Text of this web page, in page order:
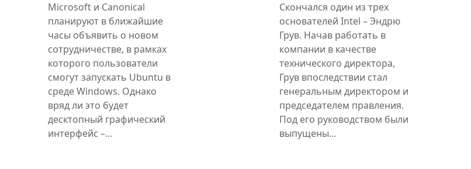
Microsoft и Canonical
планируют в ближайшие
часы объявить о новом
сотрудничестве, в рамках
которого пользователи
смогут запускать Ubuntu в
среде Windows. Однако
вряд ли это будет
десктопный графический
интерфейс –…
Скончался один из трех
основателей Intel – Эндрю
Грув. Начав работать в
компании в качестве
технического директора,
Грув впоследствии стал
генеральным директором и
председателем правления.
Под его руководством были
выпущены…